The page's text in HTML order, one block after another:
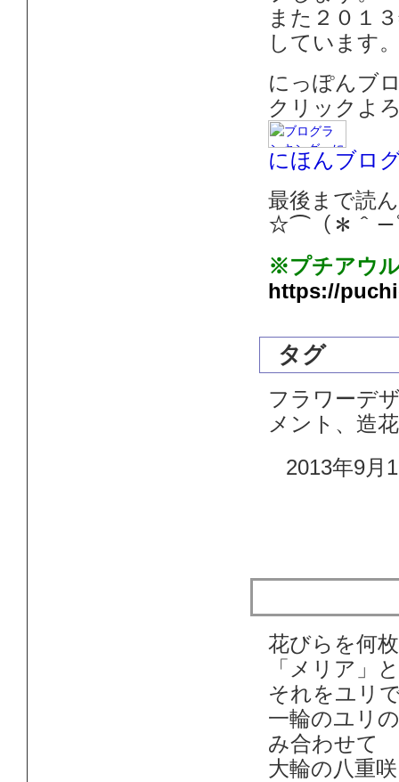
また２０１
しています
にっぽんブ
クリックよ
にほんブロ
最後まで読
☆⌒（＊＾－
※プチアウ
https://
タグ
フラワーデ
メント、造
2013年9月
花びらを何
「メリア」
それをユリ
一輪のユリ
み合わせて
大輪の八重